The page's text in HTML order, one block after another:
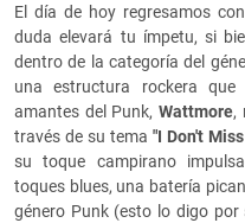
El día de hoy regresamos
duda elevará tu ímpetu, si
dentro de la categoría del
una estructura rockera
amantes del Punk,Wattmore,
través de su tema "I Don't
su toque campirano
toques blues, una batería
género Punk (esto lo digo